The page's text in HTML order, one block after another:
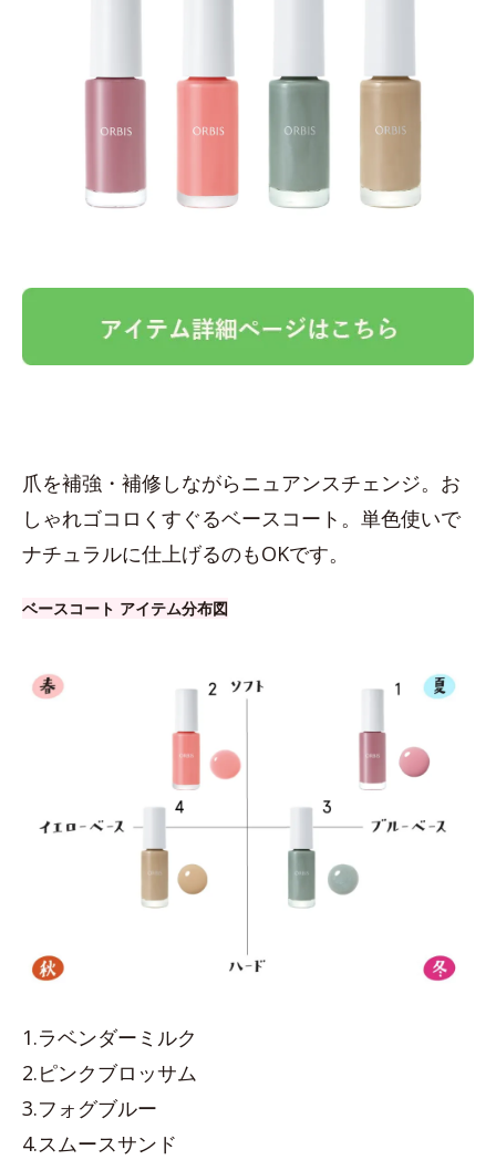
爪を補強・補修しながらニュアンスチェンジ。お
しゃれゴコロくすぐるベースコート。単色使いで
ナチュラルに仕上げるのもOKです。
ベースコート アイテム分布図
1.ラベンダーミルク
2.ピンクブロッサム
3.フォグブルー
4.スムースサンド